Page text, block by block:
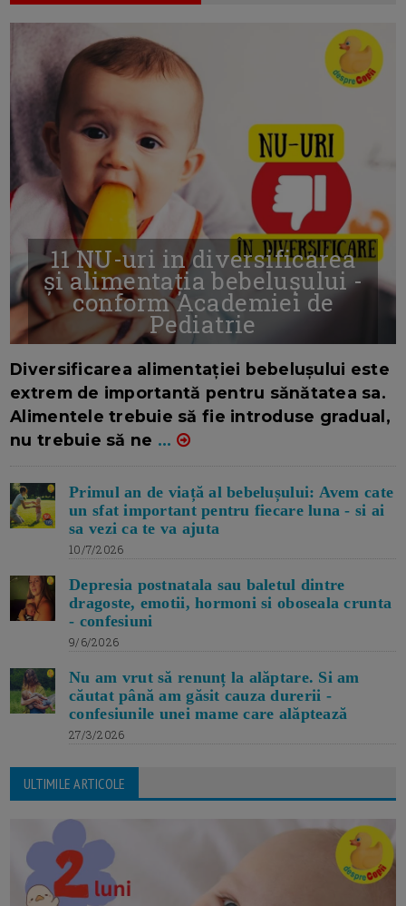
11 NU-uri in diversificarea
și alimentația bebelușului -
conform Academiei de
Pediatrie
Diversificarea alimentației bebelușului este
extrem de importantă pentru sănătatea sa.
Alimentele trebuie să fie introduse gradual,
nu trebuie să ne ...
Primul an de viață al bebelușului: Avem cate
un sfat important pentru fiecare luna - si ai
sa vezi ca te va ajuta
10/7/2026
Depresia postnatala sau baletul dintre
dragoste, emotii, hormoni si oboseala crunta
- confesiuni
9/6/2026
Nu am vrut să renunț la alăptare. Si am
căutat până am găsit cauza durerii -
confesiunile unei mame care alăptează
27/3/2026
ULTIMILE ARTICOLE